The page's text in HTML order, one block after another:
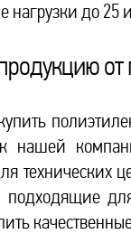
до 25
от
к нашей
подходящие